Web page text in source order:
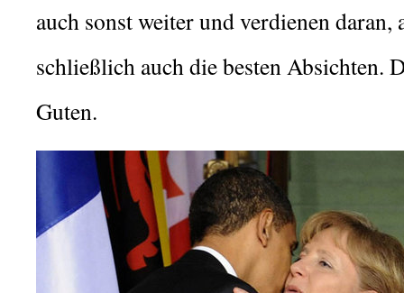
auch sonst weiter und verdienen daran,
schließlich auch die besten Absichten.
Guten.